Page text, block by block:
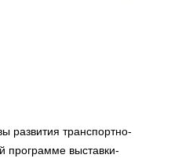
развития транспортно-
программе выставки-